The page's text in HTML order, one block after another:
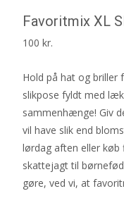
Favoritmix XL
100 kr.
Hold på hat og briller
slikpose fyldt med
sammenhænge! Giv
vil have slik end
lørdag aften eller
skattejagt til
gøre, ved vi, at